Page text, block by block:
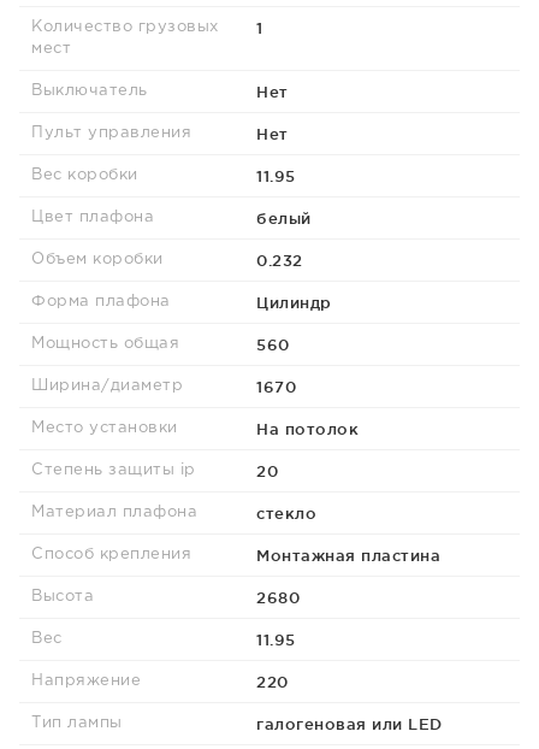
Количество грузовых
мест
1
Выключатель Нет
Пульт управления Нет
Вес коробки 11.95
Цвет плафона белый
Объем коробки 0.232
Форма плафона Цилиндр
Мощность общая 560
Ширина/диаметр 1670
Место установки На потолок
Степень защиты ip 20
Материал плафона стекло
Способ крепления Монтажная пластина
Высота 2680
Вес 11.95
Напряжение 220
Тип лампы галогеновая или LED